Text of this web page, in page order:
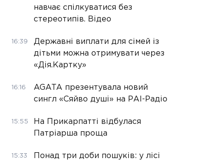
навчає спілкуватися без
стереотипів. Відео
16:39
Державні виплати для сімей із
дітьми можна отримувати через
«Дія.Картку»
16:16
AGATA презентувала новий
сингл «Сяйво душі» на РАІ-Радіо
15:55
На Прикарпатті відбулася
Патріарша проща
15:33
Понад три доби пошуків: у лісі